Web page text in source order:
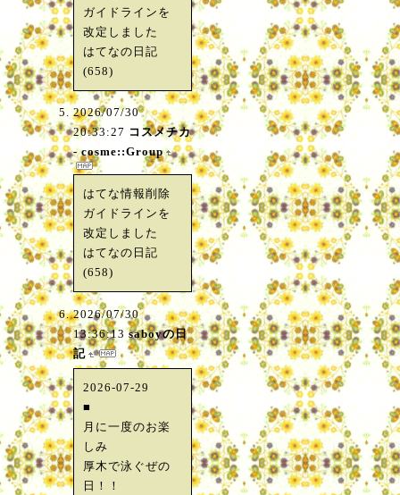
ガイドラインを
改定しました
はてなの日記
(658)
2026/07/30
20:33:27 コスメチカ
- cosme::Group
はてな情報削除
ガイドラインを
改定しました
はてなの日記
(658)
2026/07/30
13:36:13 saboyの日
記
2026-07-29
■
月に一度のお楽
しみ
厚木で泳ぐぜの
日！！